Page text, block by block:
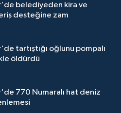
belediyeden kira ve
desteğine zam
tartıştığı oğlunu pompalı
öldürdü
770 Numaralı hat deniz